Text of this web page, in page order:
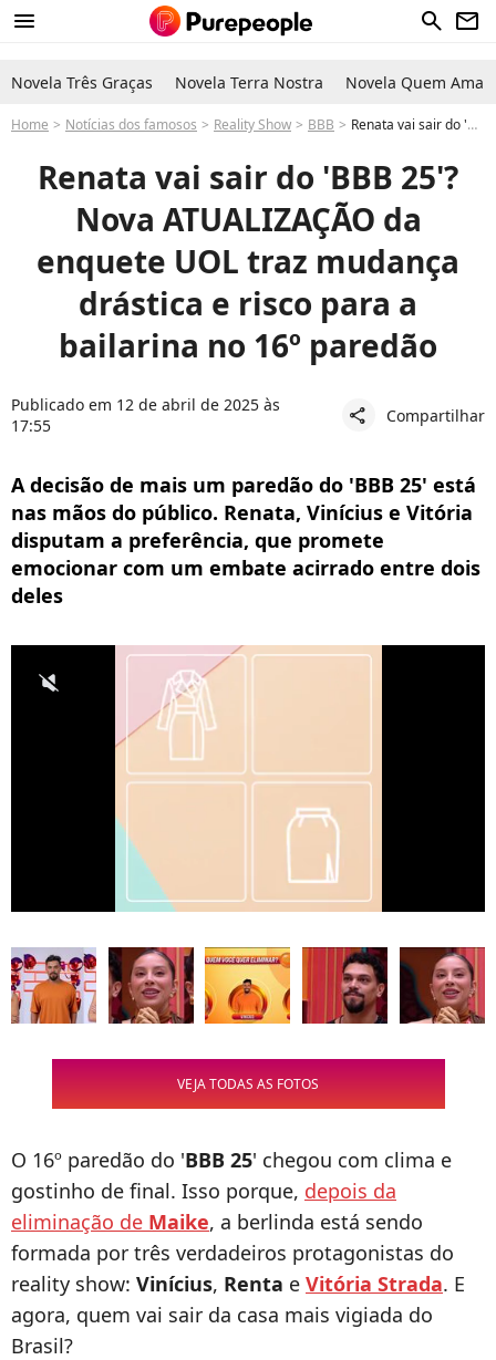
menu search newsletter
Novela Três Graças Novela Terra Nostra Novela Quem Ama
Home Notícias dos famosos Reality Show BBB Renata vai sair do 'BBB 25'? ATUALIZAÇÃO da enquete UOL traz mudança drástica e risco para a bailarina no 16º paredão
Renata vai sair do 'BBB 25'?
Nova ATUALIZAÇÃO da
enquete UOL traz mudança
drástica e risco para a
bailarina no 16º paredão
Publicado em 12 de abril de 2025 às
17:55
share Compartilhar
A decisão de mais um paredão do 'BBB 25' está
nas mãos do público. Renata, Vinícius e Vitória
disputam a preferência, que promete
emocionar com um embate acirrado entre dois
deles
VEJA TODAS AS FOTOS
O 16º paredão do 'BBB 25' chegou com clima e
gostinho de final. Isso porque, depois da
eliminação de Maike, a berlinda está sendo
formada por três verdadeiros protagonistas do
reality show: Vinícius, Renta e Vitória Strada. E
agora, quem vai sair da casa mais vigiada do
Brasil?